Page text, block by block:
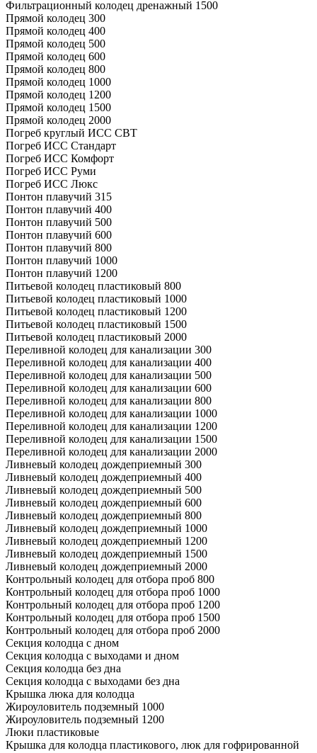
Фильтрационный колодец дренажный 1500
Прямой колодец 300
Прямой колодец 400
Прямой колодец 500
Прямой колодец 600
Прямой колодец 800
Прямой колодец 1000
Прямой колодец 1200
Прямой колодец 1500
Прямой колодец 2000
Погреб круглый ИСС СВТ
Погреб ИСС Стандарт
Погреб ИСС Комфорт
Погреб ИСС Руми
Погреб ИСС Люкс
Понтон плавучий 315
Понтон плавучий 400
Понтон плавучий 500
Понтон плавучий 600
Понтон плавучий 800
Понтон плавучий 1000
Понтон плавучий 1200
Питьевой колодец пластиковый 800
Питьевой колодец пластиковый 1000
Питьевой колодец пластиковый 1200
Питьевой колодец пластиковый 1500
Питьевой колодец пластиковый 2000
Переливной колодец для канализации 300
Переливной колодец для канализации 400
Переливной колодец для канализации 500
Переливной колодец для канализации 600
Переливной колодец для канализации 800
Переливной колодец для канализации 1000
Переливной колодец для канализации 1200
Переливной колодец для канализации 1500
Переливной колодец для канализации 2000
Ливневый колодец дождеприемный 300
Ливневый колодец дождеприемный 400
Ливневый колодец дождеприемный 500
Ливневый колодец дождеприемный 600
Ливневый колодец дождеприемный 800
Ливневый колодец дождеприемный 1000
Ливневый колодец дождеприемный 1200
Ливневый колодец дождеприемный 1500
Ливневый колодец дождеприемный 2000
Контрольный колодец для отбора проб 800
Контрольный колодец для отбора проб 1000
Контрольный колодец для отбора проб 1200
Контрольный колодец для отбора проб 1500
Контрольный колодец для отбора проб 2000
Секция колодца с дном
Секция колодца с выходами и дном
Секция колодца без дна
Секция колодца с выходами без дна
Крышка люка для колодца
Жироуловитель подземный 1000
Жироуловитель подземный 1200
Люки пластиковые
Крышка для колодца пластикового, люк для гофрированной